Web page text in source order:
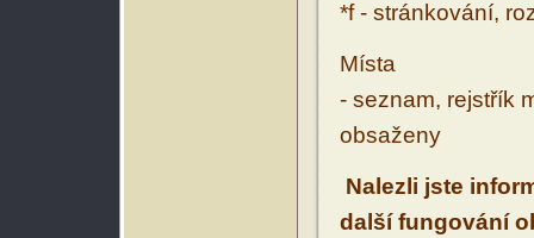
*f - stránkování,
Místa
- seznam, rejstřík
obsaženy
Nalezli jste
další fungování